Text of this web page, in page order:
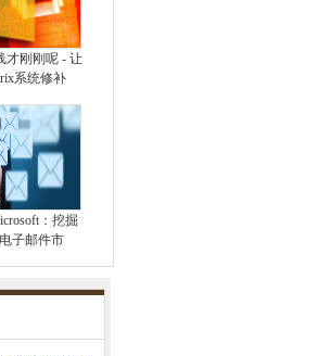
才刚刚呢 - 让
系统修补
：挖掘
子邮件市